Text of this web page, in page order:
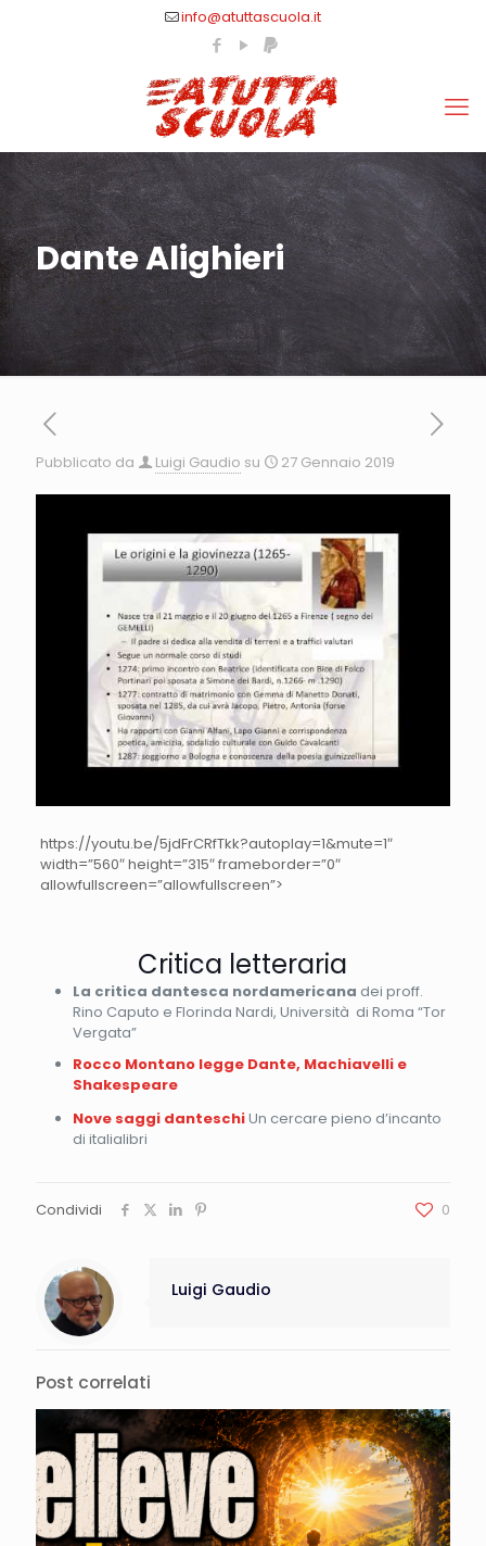
info@atuttascuola.it
Dante Alighieri
Pubblicato da Luigi Gaudio su 27 Gennaio 2019
https://youtu.be/5jdFrCRfTkk?autoplay=1&mute=1″
width=”560″ height=”315″ frameborder=”0″
allowfullscreen=”allowfullscreen”>
Critica letteraria
La critica dantesca nordamericana dei proff.
Rino Caputo e Florinda Nardi, Università di Roma “Tor
Vergata”
Rocco Montano legge Dante, Machiavelli e
Shakespeare
Nove saggi danteschiUn cercare pieno d’incanto
di italialibri
Condividi 0
Luigi Gaudio
Post correlati